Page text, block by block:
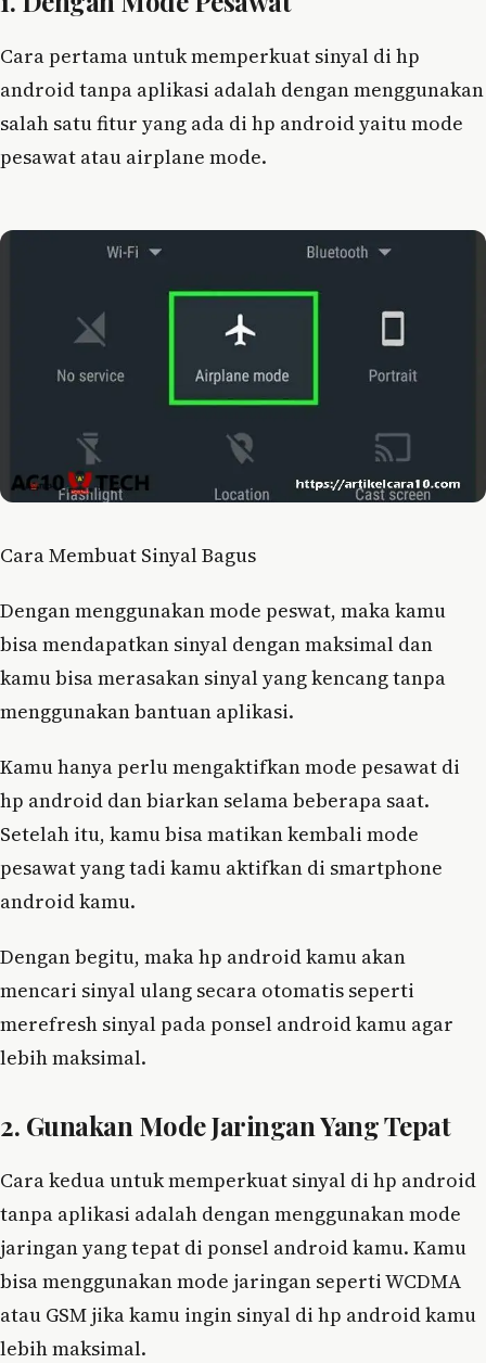
Cara pertama untuk memperkuat sinyal di hp
android tanpa aplikasi adalah dengan menggunakan
salah satu fitur yang ada di hp android yaitu mode
pesawat atau airplane mode.
Cara Membuat Sinyal Bagus
Dengan menggunakan mode peswat, maka kamu
bisa mendapatkan sinyal dengan maksimal dan
kamu bisa merasakan sinyal yang kencang tanpa
menggunakan bantuan aplikasi.
Kamu hanya perlu mengaktifkan mode pesawat di
hp android dan biarkan selama beberapa saat.
Setelah itu, kamu bisa matikan kembali mode
pesawat yang tadi kamu aktifkan di smartphone
android kamu.
Dengan begitu, maka hp android kamu akan
mencari sinyal ulang secara otomatis seperti
merefresh sinyal pada ponsel android kamu agar
lebih maksimal.
2. Gunakan Mode Jaringan Yang Tepat
Cara kedua untuk memperkuat sinyal di hp android
tanpa aplikasi adalah dengan menggunakan mode
jaringan yang tepat di ponsel android kamu. Kamu
bisa menggunakan mode jaringan seperti WCDMA
atau GSM jika kamu ingin sinyal di hp android kamu
lebih maksimal.